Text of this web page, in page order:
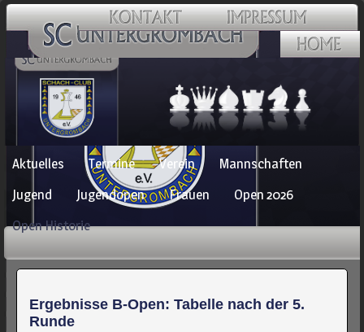
Navigation
überspringen
Aktuelles Termine Verein
Mannschaften
Jugend
Jugendopen Frauen
Open 2026
Open Historie
Ergebnisse B-Open: Tabelle nach der 5.
Runde